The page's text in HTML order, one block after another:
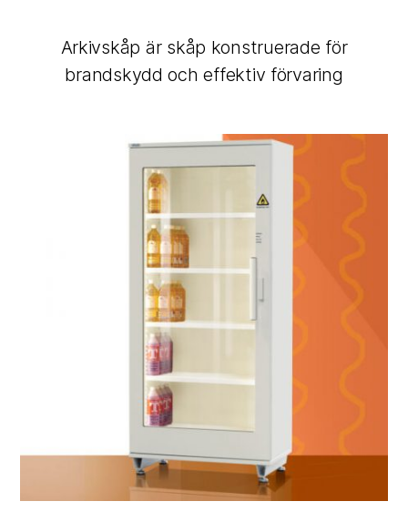
Arkivskåp är skåp konstruerade för
brandskydd och effektiv förvaring